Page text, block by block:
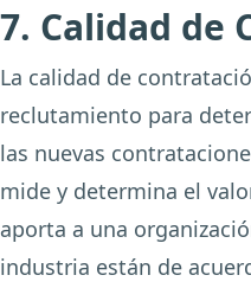
7. Calidad de
La calidad de
reclutamiento para
las nuevas
mide y determina el
aporta a una
industria están de